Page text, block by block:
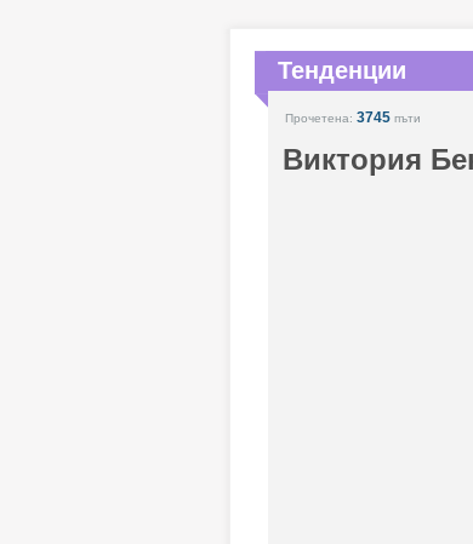
Тенденции
Прочетена: 3745пъти
Виктория